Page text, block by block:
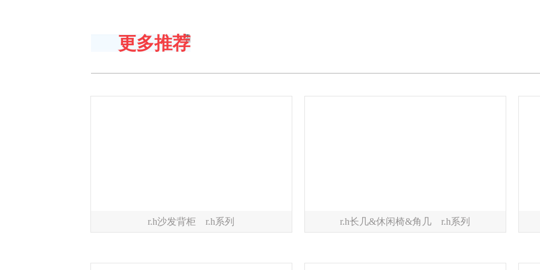
更多推荐
r.h沙发背柜 r.h系列 r.h长几&休闲椅&角几 r.h系列